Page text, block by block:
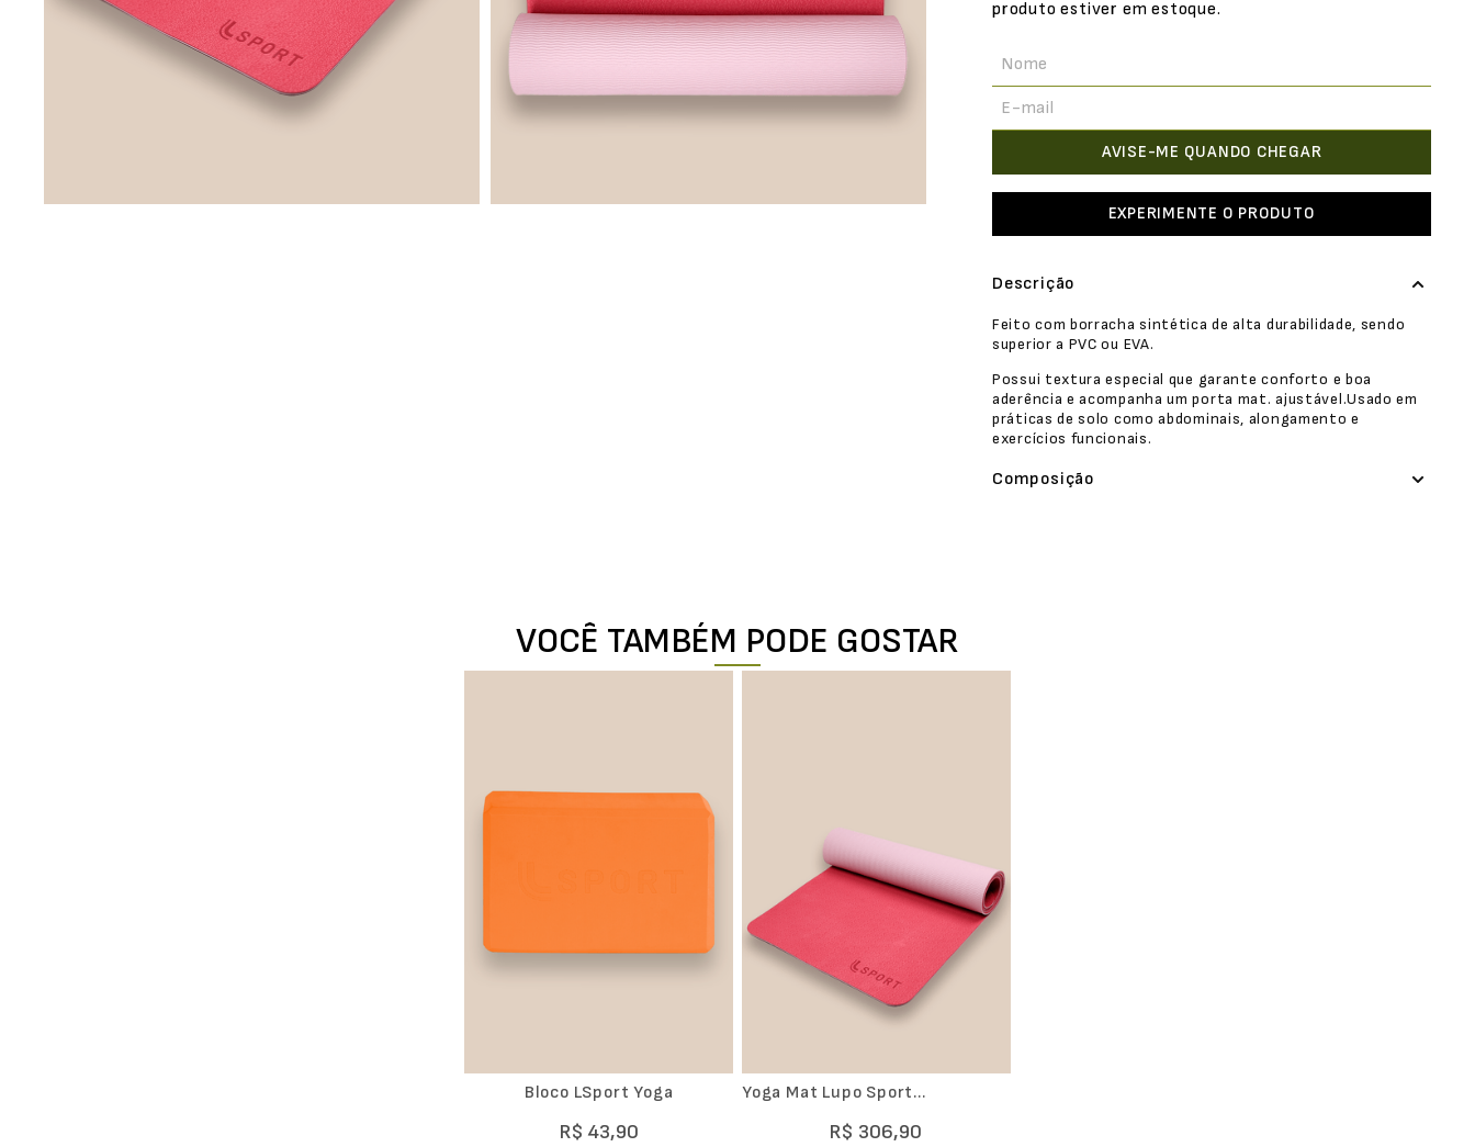
EXPERIMENTE O PRODUTO
Descrição
Feito com borracha sintética de alta durabilidade, sendo
superior a PVC ou EVA.
Possui textura especial que garante conforto e boa
aderência e acompanha um porta mat. ajustável.Usado em
práticas de solo como abdominais, alongamento e
exercícios funcionais.
Composição
VOCÊ TAMBÉM PODE GOSTAR
Bloco LSport Yoga
R$ 43,90
Yoga Mat Lupo Sport
R$ 306,90